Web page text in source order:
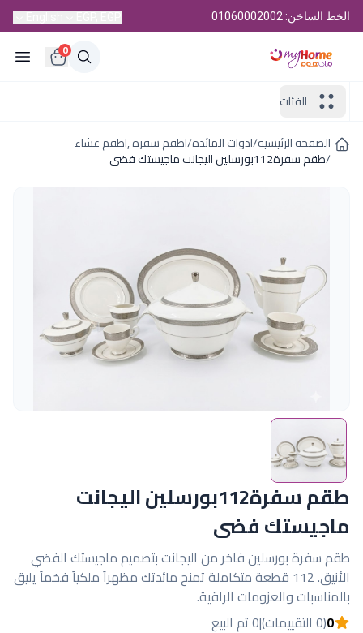
الخط الساخن: 01060002002
0
الفئات
الصفحة الرئيسية/ادوات المائدة/اطقم سفرة ,اطقم عشاء
/طقم سفرة112بورسلين اليجانت ماجيستك فضى
طقم سفرة112بورسلين اليجانت
ماجيستك فضى
طقم سفرة بورسلين فاخر من اليجانت بتصميم ماجيستك الفضي
الأنيق. 112 قطعة متكاملة تمنح مائدتك مظهراً ملكياً فخماً يليق
بالمناسبات والعزومات الراقية.
0(0 التقييمات) |0 تم البيع